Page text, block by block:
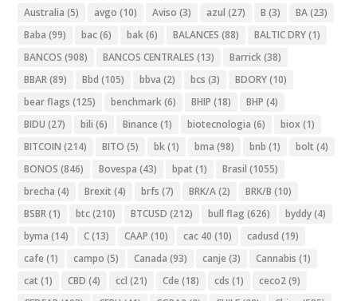
Australia (5) avgo (10) Aviso (3) azul (27) B (3) BA(23)
Baba (99) bac(6) bak(6) BALANCES (88) BALTIC DRY(1)
BANCOS (908) BANCOS CENTRALES (13) Barrick(38)
BBAR(89) Bbd (105) bbva (2) bcs (3) BDORY(10)
bear flags (125) benchmark(6) BHIP (18) BHP (4)
BIDU (27) bili (6) Binance (1) biotecnologia (6) biox (1)
BITCOIN (214) BITO (5) bk(1) bma (98) bnb (1) bolt (4)
BONOS (846) Bovespa (43) bpat (1) Brasil (1055)
brecha (4) Brexit (4) brfs (7) BRK/A(2) BRK/B (10)
BSBR(1) btc(210) BTCUSD (212) bull flag (626) byddy(4)
byma (14) C(13) CAAP (10) cac 40 (10) cadusd (19)
cafe (1) campo (5) Canada (93) canje (3) Cannabis (1)
cat (1) CBD (4) ccl (21) Cde (18) cds (1) ceco2(9)